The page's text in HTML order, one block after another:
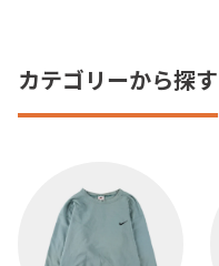
カテゴリーから探す